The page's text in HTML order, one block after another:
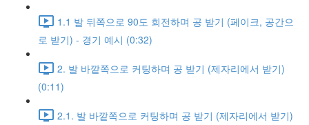
1.1 발 뒤쪽으로 90도 회전하며 공 받기 (페이크, 공간으
로 받기) - 경기 예시 (0:32)
2. 발 바깥쪽으로 커팅하며 공 받기 (제자리에서 받기)
(0:11)
2.1. 발 바깥쪽으로 커팅하며 공 받기 (제자리에서 받기)